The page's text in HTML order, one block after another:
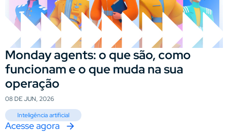
Monday agents: o que são, como
funcionam e o que muda na sua
operação
08 DE JUN, 2026
Inteligência artificial
Acesse agora